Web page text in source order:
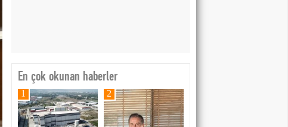
En çok okunan haberler
1 2